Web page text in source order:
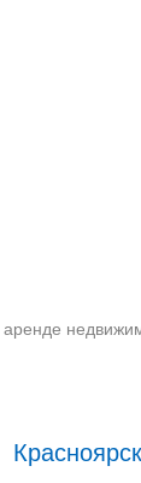
Красноярск